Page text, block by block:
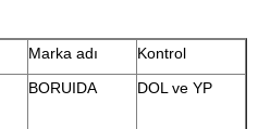
Marka adı
Kontrol
BORUIDA DOL ve YP